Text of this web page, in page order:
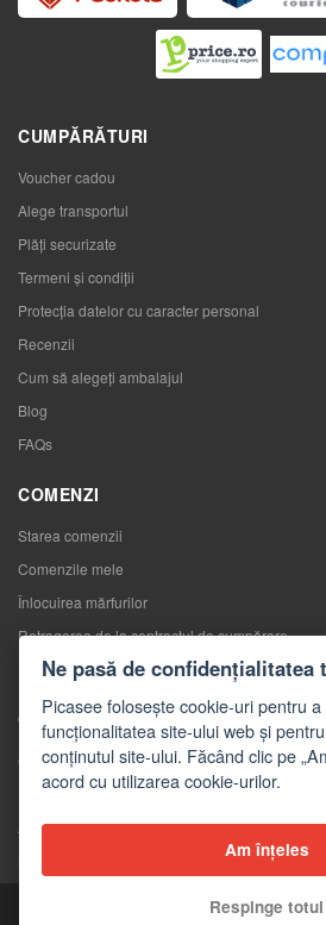
CUMPĂRĂTURI
Voucher cadou
Alege transportul
Plăți securizate
Termeni și condiții
Protecția datelor cu caracter personal
Recenzii
Cum să alegeţi ambalajul
Blog
FAQs
COMENZI
Starea comenzii
Comenzile mele
Înlocuirea mărfurilor
Retragerea de la contractul de cumpărare
Reclamaţii
CONTACTE
Contacte
Formular de contact
Angro
Copyright © 2026
Ne pasă de confidențialitatea
Picasee folosește cookie-uri pentru
funcționalitatea site-ului web și
conținutul site-ului. Făcând clic pe
acord cu utilizarea cookie-urilor.
Am înțeles
Respinge totul